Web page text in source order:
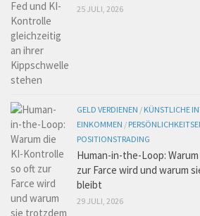
25 JULI, 2026
GELD VERDIENEN / KÜNSTLICHE
EINKOMMEN /
POSITIONSTRADING
Human-in-the-Loop:
zur Farce wird und warum
bleibt
29 JULI, 2026